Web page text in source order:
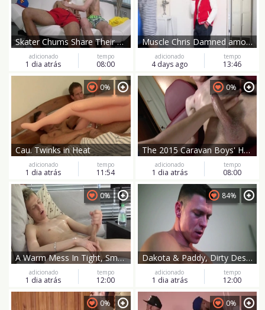
Skater Chums Share Their Passion on Cam - Ep 2
adicionado
1 dia atrás
tempo
08:00
Muscle Chris Damned amongst Robbie Caruso bareback anal fucks
adicionado
4 days ago
tempo
13:46
Cau. Twinks in Heat
0%
adicionado
1 dia atrás
tempo
11:54
The 2015 Caravan Boys' Handjob Chronicles
0%
adicionado
1 dia atrás
tempo
08:00
A Warm Mess In Tight, Small Jeans
0%
adicionado
1 dia atrás
tempo
12:00
Dakota & Paddy, Dirty Desires Unleashed
84%
adicionado
1 dia atrás
tempo
12:00
0% 0%